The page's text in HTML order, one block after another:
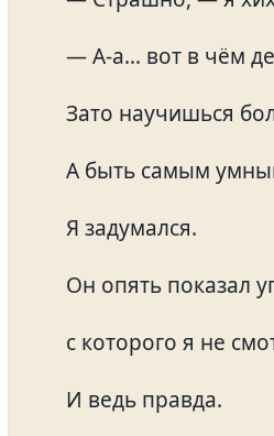
— А-а… вот в чём
Зато научишься
А быть самым
Я задумался.
Он опять показал
с которого я не
И ведь правда.